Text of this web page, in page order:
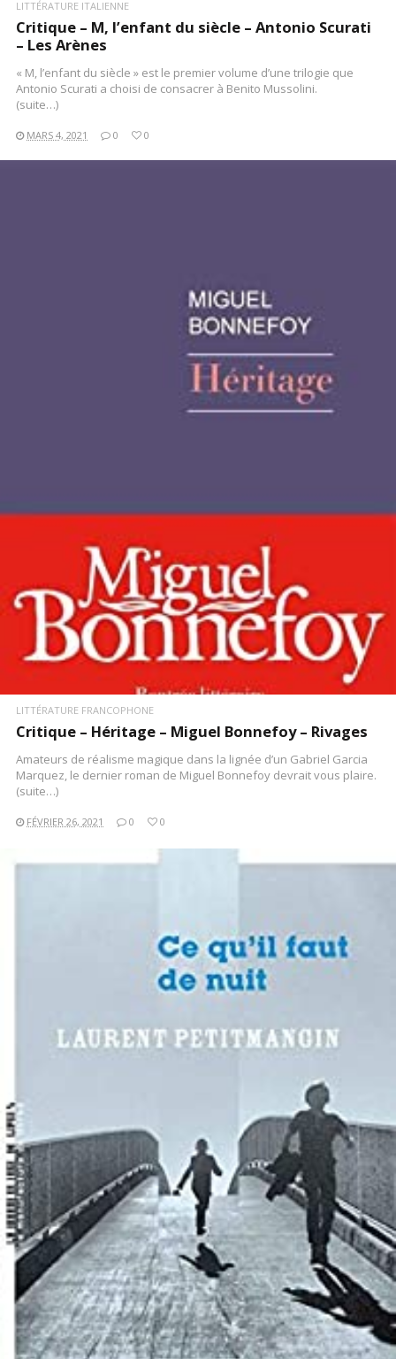
LITTÉRATURE ITALIENNE
Critique – M, l’enfant du siècle – Antonio Scurati
– Les Arènes
« M, l’enfant du siècle » est le premier volume d’une trilogie que
Antonio Scurati a choisi de consacrer à Benito Mussolini.
(suite…)
MARS 4, 2021 0 0
LITTÉRATURE FRANCOPHONE
Critique – Héritage – Miguel Bonnefoy – Rivages
Amateurs de réalisme magique dans la lignée d’un Gabriel Garcia
Marquez, le dernier roman de Miguel Bonnefoy devrait vous plaire.
(suite…)
FÉVRIER 26, 2021 0 0
LIRE LA SUITE